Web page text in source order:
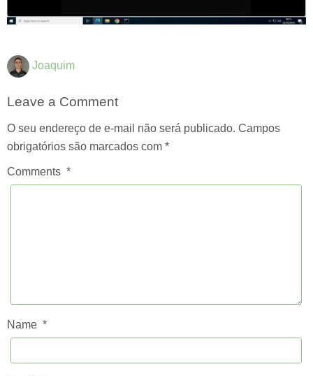
Joaquim
Leave a Comment
O seu endereço de e-mail não será publicado. Campos
obrigatórios são marcados com *
Comments *
Name *